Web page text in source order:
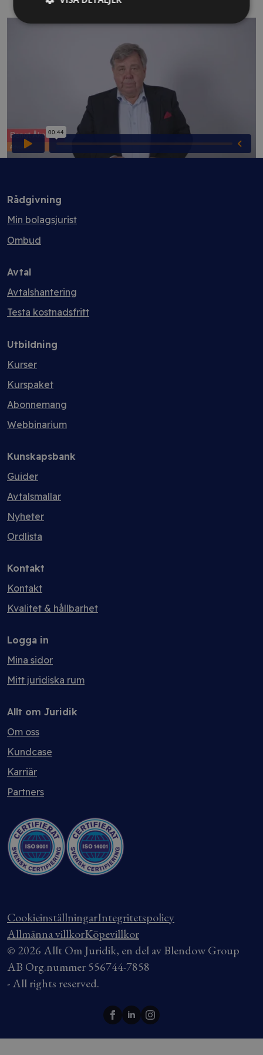
Trailer
Rådgivning
Min bolagsjurist
Ombud
Avtal
Avtalshantering
Testa kostnadsfritt
Utbildning
Kurser
Kurspaket
Abonnemang
Webbinarium
Kunskapsbank
Guider
Avtalsmallar
Nyheter
Ordlista
Kontakt
Kontakt
Kvalitet & hållbarhet
Logga in
Mina sidor
Mitt juridiska rum
Allt om Juridik
Om oss
Kundcase
Karriär
Partners
CookieinställningarIntegritetspolicy
Allmänna villkorKöpevillkor
© 2026 Allt Om Juridik, en del av Blendow Group
AB Org.nummer 556744-7858
- All rights reserved.